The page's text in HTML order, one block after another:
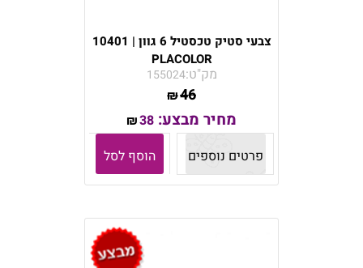
צבעי סטיק טכסטיל 6 גוון | 10401
PLACOLOR
מק"ט:155024
₪46
מחיר מבצע: ₪38
פרטים נוספים
הוסף לסל